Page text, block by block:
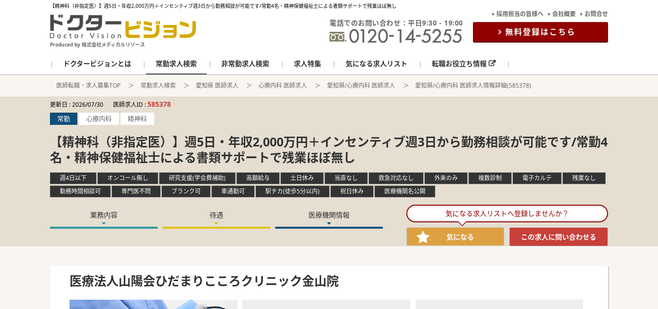
【精神科（非指定医）】週5日・年収2,000万円＋インセンティブ週3日から勤務相談が可能です/常勤4名・精神保健福祉士による書類サポートで残業ほぼ無し
Produced by 株式会社メディカルリソース
電話でのお問い合わせ：平日9:30 - 19:00
採用担当の皆様へ 会社概要 お問合せ
無料登録はこちら
ドクタービジョンとは 常勤求人検索 非常勤求人検索 求人特集 気になる求人リスト 転職お役立ち情報
医師転職・求人募集TOP 常勤求人検索 愛知県 医師求人 心療内科 医師求人 愛知県/心療内科 医師求人 愛知県/心療内科 医師求人情報詳細(585378)
更新日 :2026/07/30 医師求人ID :585378
常勤 心療内科 精神科
【精神科（非指定医）】週5日・年収2,000万円＋インセンティブ週3日から勤務相談が可能です/常勤4
名・精神保健福祉士による書類サポートで残業ほぼ無し
週4日以下 オンコール無し 研究支援(学会費補助) 高額給与 土日休み 当直なし 救急対応なし 外来のみ 複数診制 電子カルテ
残業なし
勤務時間相談可
専門医不問 ブランク可 車通勤可 駅チカ(徒歩5分以内) 祝日休み 医療機関名公開
業務内容 待遇 医療機関情報 気になる求人リストへ登録しませんか？
気になる この求人に問い合わせる
医療法人山陽会ひだまりこころクリニック金山院